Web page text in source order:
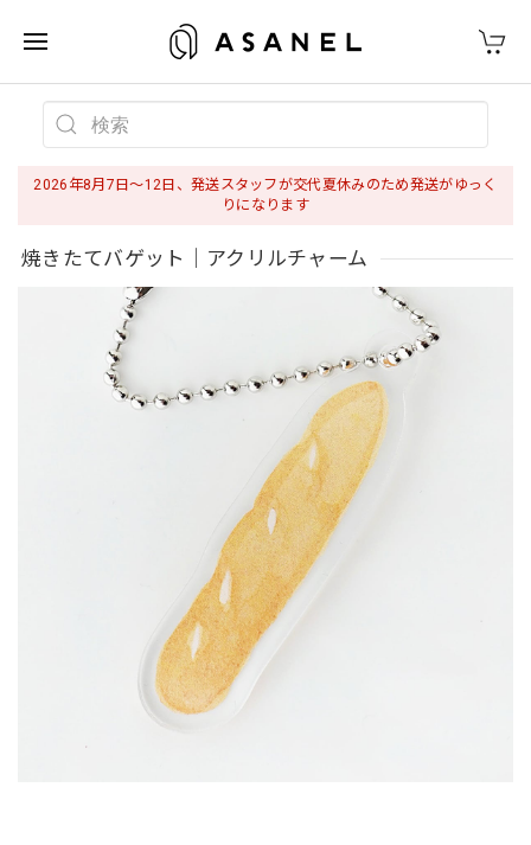
2026年8月7日〜12日、発送スタッフが交代夏休みのため発送がゆっく
りになります
焼きたてバゲット｜アクリルチャーム